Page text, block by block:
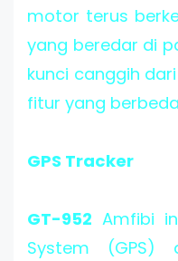
motor terus
yang beredar di
kunci canggih
fitur yang
GPS Tracker
GT-952 Amfibi
System (GPS)